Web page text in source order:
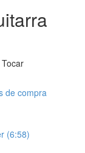
de compra
(6:58)